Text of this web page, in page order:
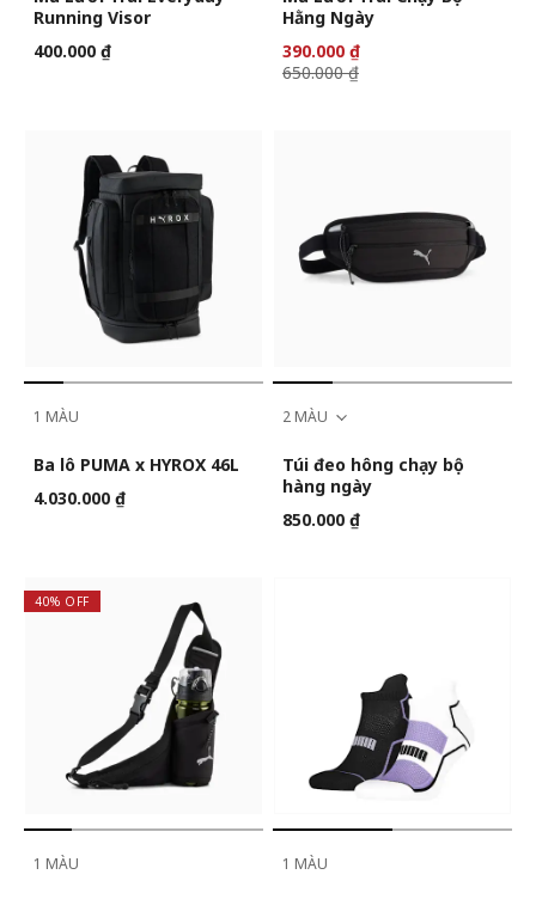
Running Visor
400.000 ₫
Hằng Ngày
390.000 ₫
650.000 ₫
1 MÀU
Ba lô PUMA x HYROX 46L
4.030.000 ₫
2 MÀU
Túi đeo hông chạy bộ
hàng ngày
850.000 ₫
40% OFF
1 MÀU 1 MÀU